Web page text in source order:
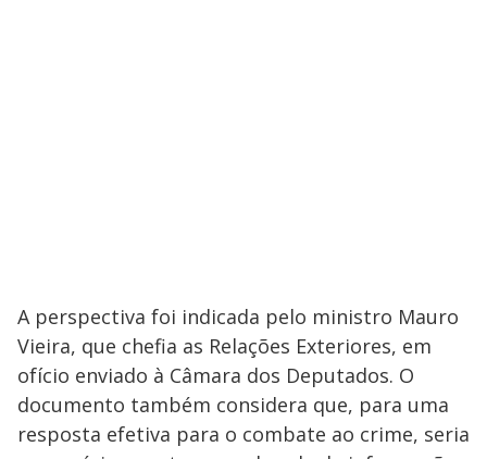
A perspectiva foi indicada pelo ministro Mauro
Vieira, que chefia as Relações Exteriores, em
ofício enviado à Câmara dos Deputados. O
documento também considera que, para uma
resposta efetiva para o combate ao crime, seria